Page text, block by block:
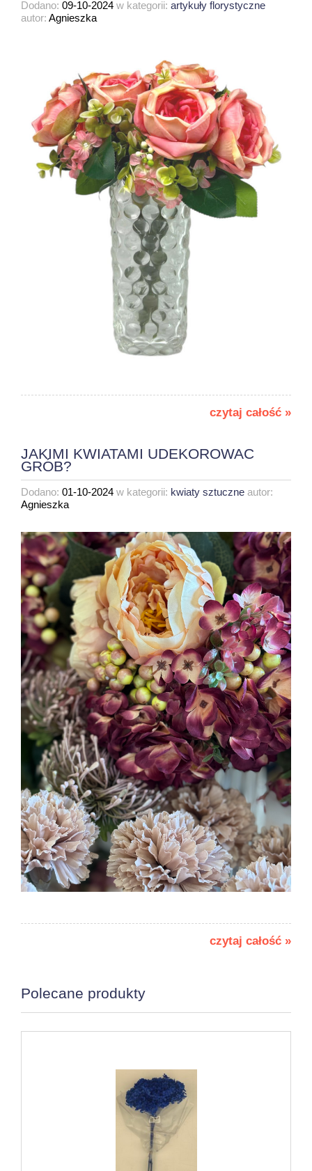
Dodano: 09-10-2024 w kategorii: artykuły florystyczne
autor: Agnieszka
czytaj całość »
JAKIMI KWIATAMI UDEKOROWAC
GRÓB?
Dodano: 01-10-2024 w kategorii: kwiaty sztuczne autor:
Agnieszka
czytaj całość »
Polecane produkty